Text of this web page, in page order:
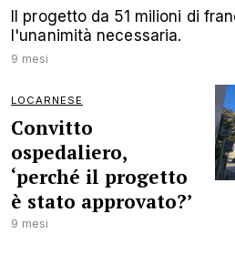
Il progetto da 51 milioni di
l'unanimità necessaria.
9 mesi
LOCARNESE
Convitto
ospedaliero,
‘perché il progetto
è stato approvato?’
9 mesi